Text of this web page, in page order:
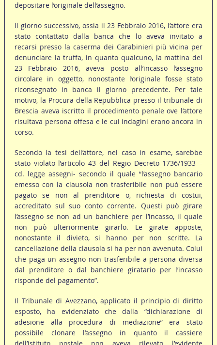
depositare l’originale dell’assegno.
Il giorno successivo, ossia il 23 Febbraio 2016, l’attore era
stato contattato dalla banca che lo aveva invitato a
recarsi presso la caserma dei Carabinieri più vicina per
denunciare la truffa, in quanto qualcuno, la mattina del
23 Febbraio 2016, aveva posto all’incasso l’assegno
circolare in oggetto, nonostante l’originale fosse stato
riconsegnato in banca il giorno precedente. Per tale
motivo, la Procura della Repubblica presso il tribunale di
Brescia aveva iscritto il procedimento penale ove l’attore
risultava persona offesa e le cui indagini erano ancora in
corso.
Secondo la tesi dell’attore, nel caso in esame, sarebbe
stato violato l’articolo 43 del Regio Decreto 1736/1933 –
cd. legge assegni- secondo il quale “l’assegno bancario
emesso con la clausola non trasferibile non può essere
pagato se non al prenditore o, richiesta di costui,
accreditato sul suo conto corrente. Questi può girare
l’assegno se non ad un banchiere per l’incasso, il quale
non può ulteriormente girarlo. Le girate apposte,
nonostante il divieto, si hanno per non scritte. La
cancellazione della clausola si ha per non avvenuta. Colui
che paga un assegno non trasferibile a persona diversa
dal prenditore o dal banchiere giratario per l’incasso
risponde del pagamento”.
Il Tribunale di Avezzano, applicato il principio di diritto
esposto, ha evidenziato che dalla “dichiarazione di
adesione alla procedura di mediazione” era stato
possibile clonare l’assegno in quanto il cassiere